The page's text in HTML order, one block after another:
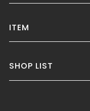
ITEM
SHOP LIST